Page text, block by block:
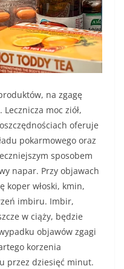
na zgagę
moc ziół,
oferuje
pokarmowego oraz
sposobem
napar. Przy objawach
koper włoski, kmin,
imbiru. Imbir,
w ciąży, będzie
objawów zgagi
korzenia
przez dziesięć minut.